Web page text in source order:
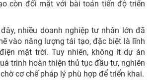
còn đối mặt với bài toán tiến độ triển
nhiều doanh nghiệp tư nhân lớn đã
vào năng lượng tái tạo, đặc biệt là lĩnh
mặt trời. Tuy nhiên, không ít dự án
trình hoàn thiện thủ tục đầu tư, nghiên
cơ chế pháp lý phù hợp để triển khai.